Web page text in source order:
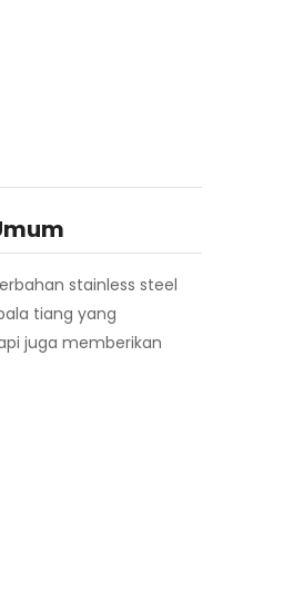
stainless steel
tiang yang
juga memberikan